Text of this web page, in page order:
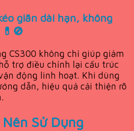
giãn dài hạn, không
CS300 không chỉ giúp giảm
trợ điều chỉnh lại cấu trúc
động linh hoạt. Khi dùng
dẫn, hiệu quả cải thiện rõ
Sử Dụng